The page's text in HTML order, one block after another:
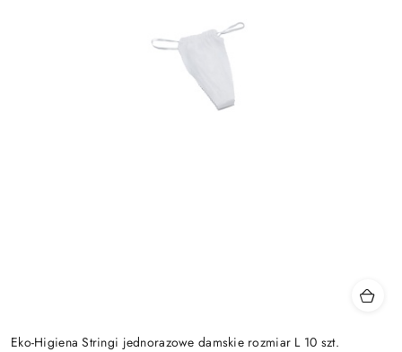
Eko-Higiena Stringi jednorazowe damskie rozmiar L 10 szt.